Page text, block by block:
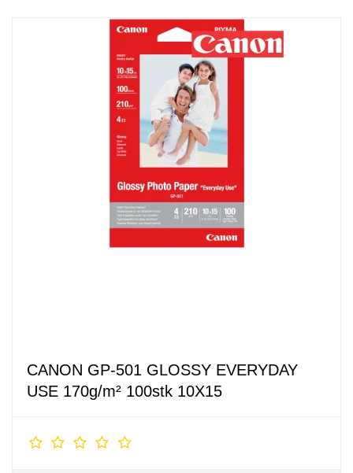
CANON GP-501 GLOSSY EVERYDAY
USE 170g/m² 100stk 10X15